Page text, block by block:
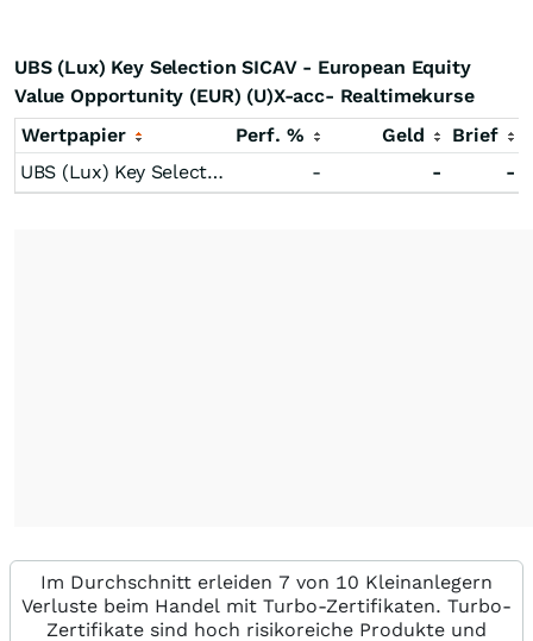
UBS (Lux) Key Selection SICAV - European Equity
Value Opportunity (EUR) (U)X-acc- Realtimekurse
Wertpapier
Perf. % Geld
Brief
UBS (Lux) Key Selection SICAV - European Equity Value Opportunity (EUR) (U)X-acc-
- - -
Im Durchschnitt erleiden 7 von 10 Kleinanlegern
Verluste beim Handel mit Turbo-Zertifikaten. Turbo-
Zertifikate sind hoch risikoreiche Produkte und